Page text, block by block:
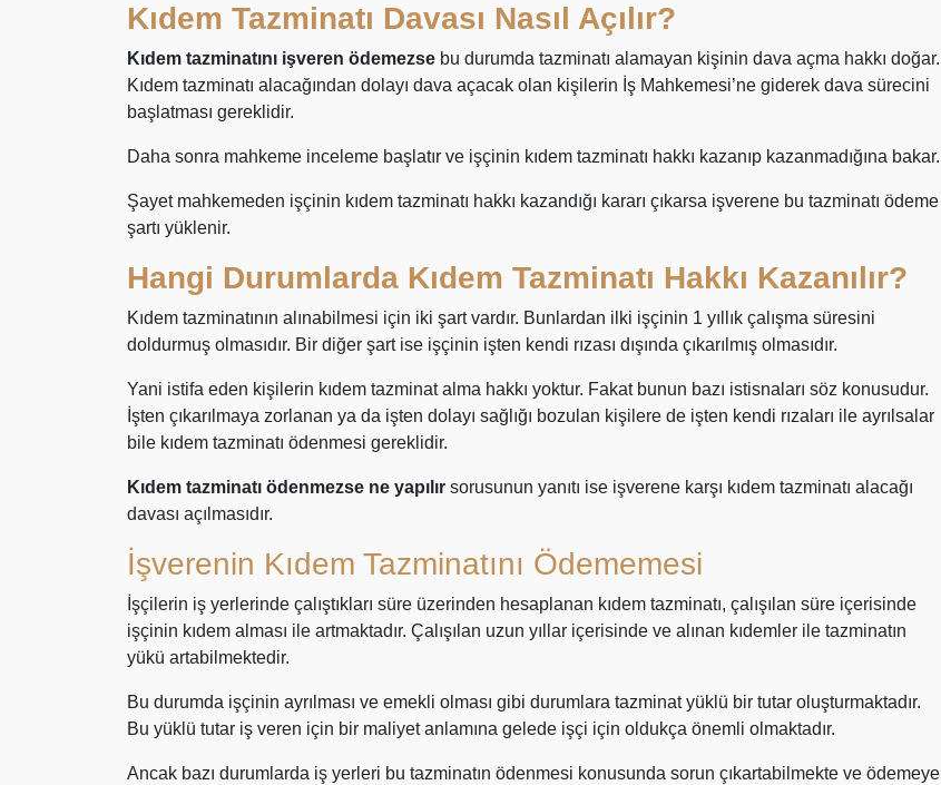
Kıdem Tazminatı Davası Nasıl Açılır?
Kıdem tazminatını işveren ödemezse bu durumda tazminatı alamayan kişinin dava açma hakkı doğar.
Kıdem tazminatı alacağından dolayı dava açacak olan kişilerin İş Mahkemesi’ne giderek dava sürecini
başlatması gereklidir.
Daha sonra mahkeme inceleme başlatır ve işçinin kıdem tazminatı hakkı kazanıp kazanmadığına bakar.
Şayet mahkemeden işçinin kıdem tazminatı hakkı kazandığı kararı çıkarsa işverene bu tazminatı ödeme
şartı yüklenir.
Hangi Durumlarda Kıdem Tazminatı Hakkı Kazanılır?
Kıdem tazminatının alınabilmesi için iki şart vardır. Bunlardan ilki işçinin 1 yıllık çalışma süresini
doldurmuş olmasıdır. Bir diğer şart ise işçinin işten kendi rızası dışında çıkarılmış olmasıdır.
Yani istifa eden kişilerin kıdem tazminat alma hakkı yoktur. Fakat bunun bazı istisnaları söz konusudur.
İşten çıkarılmaya zorlanan ya da işten dolayı sağlığı bozulan kişilere de işten kendi rızaları ile ayrılsalar
bile kıdem tazminatı ödenmesi gereklidir.
Kıdem tazminatı ödenmezse ne yapılır sorusunun yanıtı ise işverene karşı kıdem tazminatı alacağı
davası açılmasıdır.
İşverenin Kıdem Tazminatını Ödememesi
İşçilerin iş yerlerinde çalıştıkları süre üzerinden hesaplanan kıdem tazminatı, çalışılan süre içerisinde
işçinin kıdem alması ile artmaktadır. Çalışılan uzun yıllar içerisinde ve alınan kıdemler ile tazminatın
yükü artabilmektedir.
Bu durumda işçinin ayrılması ve emekli olması gibi durumlara tazminat yüklü bir tutar oluşturmaktadır.
Bu yüklü tutar iş veren için bir maliyet anlamına gelede işçi için oldukça önemli olmaktadır.
Ancak bazı durumlarda iş yerleri bu tazminatın ödenmesi konusunda sorun çıkartabilmekte ve ödemeye